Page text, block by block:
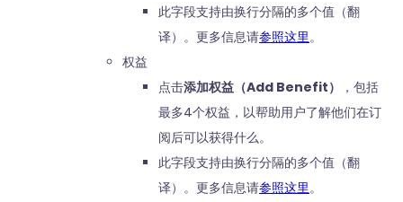
此字段支持由换行分隔的多个值（翻
译）。更多信息请参照这里。
权益
点击添加权益（Add Benefit）
，包括
最多4个权益，以帮助用户了解他们在订
阅后可以获得什么。
此字段支持由换行分隔的多个值（翻
译）。更多信息请参照这里。